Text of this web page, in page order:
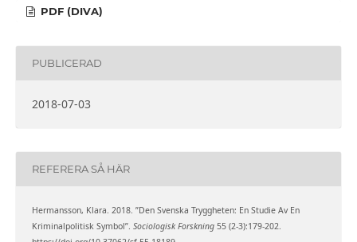
PDF (DIVA)
PUBLICERAD
2018-07-03
REFERERA SÅ HÄR
Hermansson, Klara. 2018. ”Den Svenska Tryggheten: En Studie Av En
Kriminalpolitisk Symbol”. Sociologisk Forskning55 (2-3):179-202.